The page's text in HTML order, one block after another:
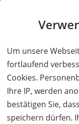
Um unsere
fortlaufend
Cookies.
Ihre IP, werden
bestätigen Sie,
speichern dürfen.
Wenn Sie bereits ein
nachfolgend
werden dann
übernommen.